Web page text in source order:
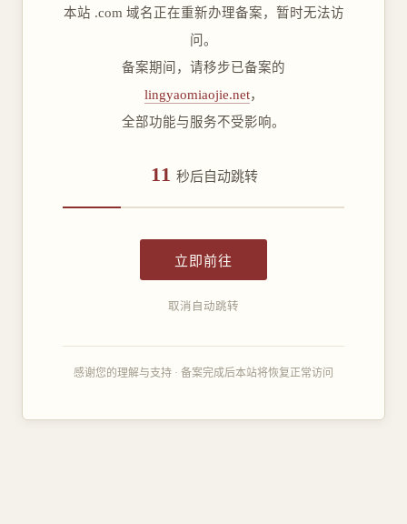
本站 .com 域名正在重新办理备案，暂时无法访
问。
备案期间，请移步已备案的
lingyaomiaojie.net，
全部功能与服务不受影响。
11 秒后自动跳转
立即前往
取消自动跳转
感谢您的理解与支持 · 备案完成后本站将恢复正常访问